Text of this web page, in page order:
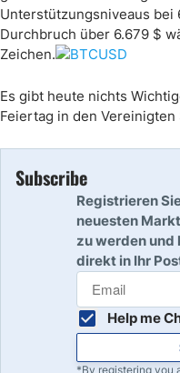
Unterstützungsniveaus bei
Durchbruch über 6.679 $
Zeichen.
Es gibt heute nichts
Feiertag in den Vereinigten
Subscribe
Registrieren
neuesten
zu werden und
direkt in Ihr
Help me
*By registering you